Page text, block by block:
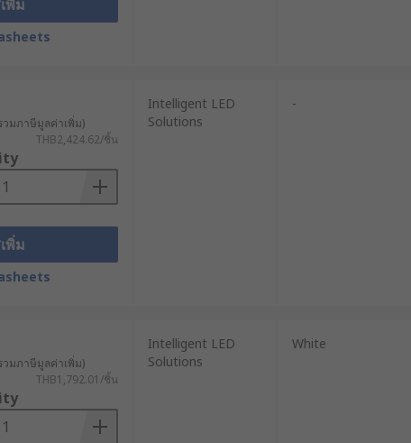
to control LED strips, such as wall-
at RS."
เพิ่ม
วมภาษีมูลค่าเพิ่ม)
THB2,424.62/ชิ้น
เพิ่ม
Intelligent LED
Solutions
-
วมภาษีมูลค่าเพิ่ม)
THB1,792.01/ชิ้น
Intelligent LED
Solutions
White